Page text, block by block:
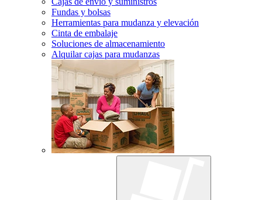
Fundas y bolsas
Herramientas para mudanza y elevación
Cinta de embalaje
Soluciones de almacenamiento
Alquilar cajas para mudanzas